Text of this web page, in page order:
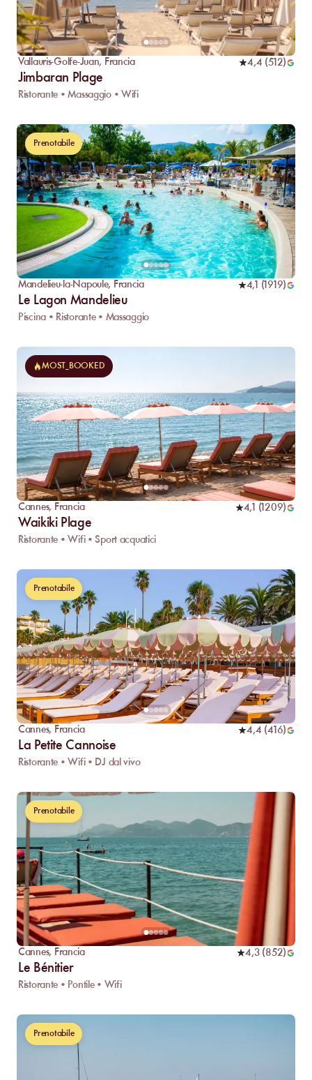
Vallauris-Golfe-Juan, Francia 4,4 (512)
Jimbaran Plage
Ristorante • Massaggio • Wifi
Prenotabile
Mandelieu-la-Napoule, Francia 4,1 (1919)
Le Lagon Mandelieu
Piscina • Ristorante • Massaggio
MOST_BOOKED
Cannes, Francia 4,1 (1209)
Waikiki Plage
Ristorante • Wifi • Sport acquatici
Prenotabile
Cannes, Francia 4,4 (416)
La Petite Cannoise
Ristorante • Wifi • DJ dal vivo
Prenotabile
Cannes, Francia 4,3(852)
Le Bénitier
Ristorante • Pontile • Wifi
Prenotabile